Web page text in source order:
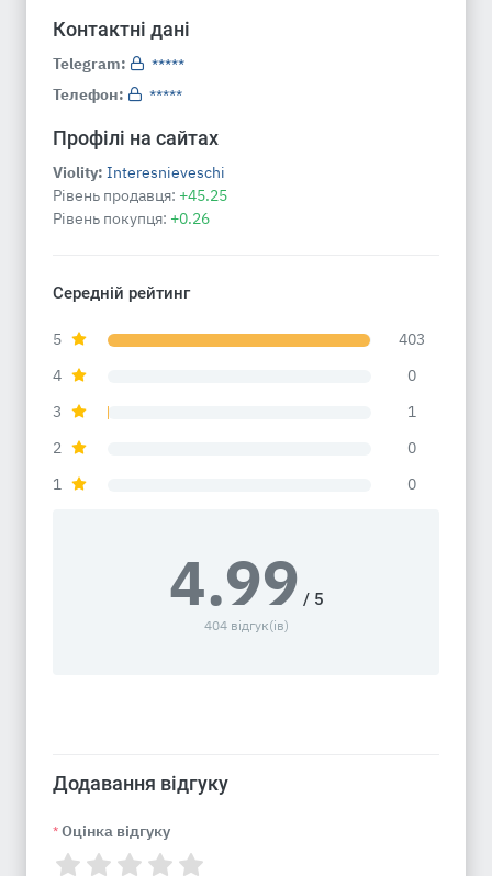
Контактні дані
Telegram:
*****
Телефон:
*****
Профілі на сайтах
Violity: Interesnieveschi
Рівень продавця: +45.25
Рівень покупця: +0.26
Середній рейтинг
5
403
4
0
3
1
2
0
1
0
4.99 / 5
404 відгук(ів)
Додавання відгуку
* Оцінка відгуку